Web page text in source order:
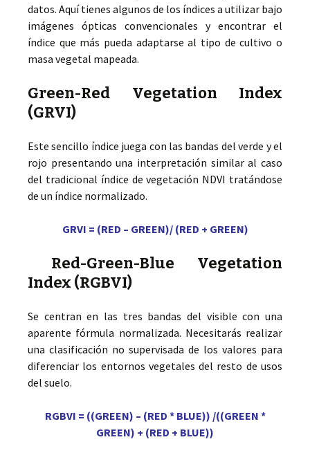
datos. Aquí tienes algunos de los índices a utilizar bajo
imágenes ópticas convencionales y encontrar el
índice que más pueda adaptarse al tipo de cultivo o
masa vegetal mapeada.
Green-Red Vegetation Index
(GRVI)
Este sencillo índice juega con las bandas del verde y el
rojo presentando una interpretación similar al caso
del tradicional índice de vegetación NDVI tratándose
de un índice normalizado.
GRVI = (RED – GREEN)/ (RED + GREEN)
Red-Green-Blue Vegetation
Index (RGBVI)
Se centran en las tres bandas del visible con una
aparente fórmula normalizada. Necesitarás realizar
una clasificación no supervisada de los valores para
diferenciar los entornos vegetales del resto de usos
del suelo.
RGBVI = ((GREEN) – (RED * BLUE)) /((GREEN *
GREEN) + (RED + BLUE))